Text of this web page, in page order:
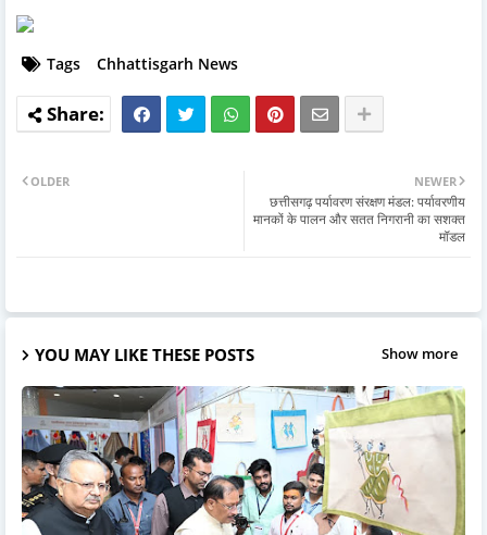
Tags Chhattisgarh News
NEWER
छत्तीसगढ़ पर्यावरण संरक्षण मंडल: पर्यावरणीय
मानकों के पालन और सतत निगरानी का सशक्त
मॉडल
OLDER
YOU MAY LIKE THESE POSTS Show more